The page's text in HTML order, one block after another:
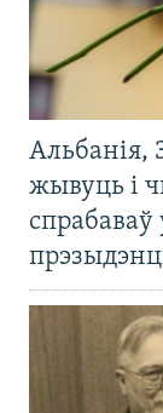
жывуць і